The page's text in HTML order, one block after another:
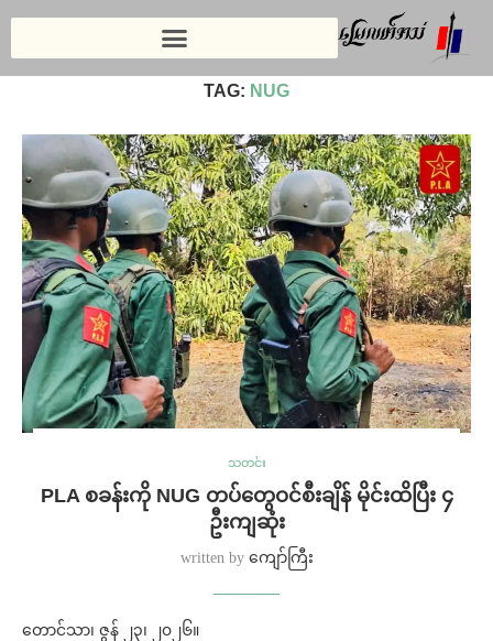
TAG: NUG
သတင်း
PLA စခန်းကို NUG တပ်တွေဝင်စီးချိန် မိုင်းထိပြီး ၄
ဦးကျဆုံး
written by ကျော်ကြီး
တောင်သာ၊ ဇွန် ၂၃၊ ၂၀၂၆။